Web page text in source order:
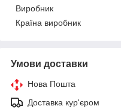
Виробник
Країна виробник
Умови доставки
Нова Пошта
Доставка кур'єром